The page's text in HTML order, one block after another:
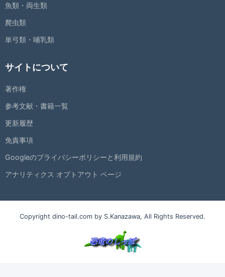
魚類・両生類
爬虫類
単弓類・哺乳類
サイトについて
著作権
参考文献・書籍一覧
更新履歴
免責事項
Googleのプライバシーポリシーと利用規約
アナリティクス オプトアウト ページ
Copyright dino-tail.com by S.Kanazawa, All Rights Reserved.